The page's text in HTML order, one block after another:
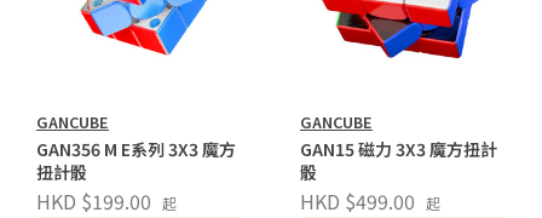
GANCUBE
GAN356 M E系列 3X3 魔方
扭計骰
HKD $199.00 起
GANCUBE
GAN15 磁力 3X3 魔方扭計
骰
HKD $499.00 起